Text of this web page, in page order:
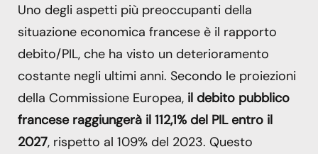
Uno degli aspetti più preoccupanti della
situazione economica francese è il rapporto
debito/PIL, che ha visto un deterioramento
costante negli ultimi anni. Secondo le proiezioni
della Commissione Europea, il debito pubblico
francese raggiungerà il 112,1% del PIL entro il
2027, rispetto al 109% del 2023. Questo